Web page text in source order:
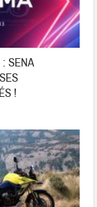
SENA
!